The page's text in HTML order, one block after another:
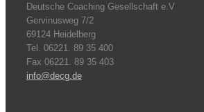
Deutsche Coaching Gesellschaft e.V
Gervinusweg 7/2
69124 Heidelberg
Tel. 06221. 89 35 400
Fax 06221. 89 35 403
info@decg.de